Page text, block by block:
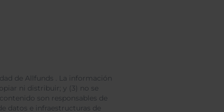
de Allfunds . La información
ni distribuir; y (3) no se
son responsables de
datos e infraestructuras de